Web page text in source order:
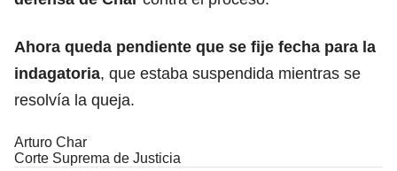
Ahora queda pendiente que se fije fecha para la
indagatoria, que estaba suspendida mientras se
resolvía la queja.
Arturo Char
Corte Suprema de Justicia